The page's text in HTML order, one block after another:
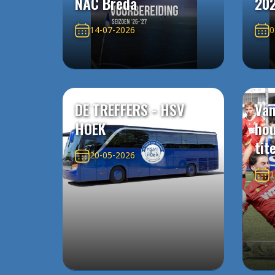
14-07-2026
DE TREFFERS - HSV
HOEK
20-05-2026